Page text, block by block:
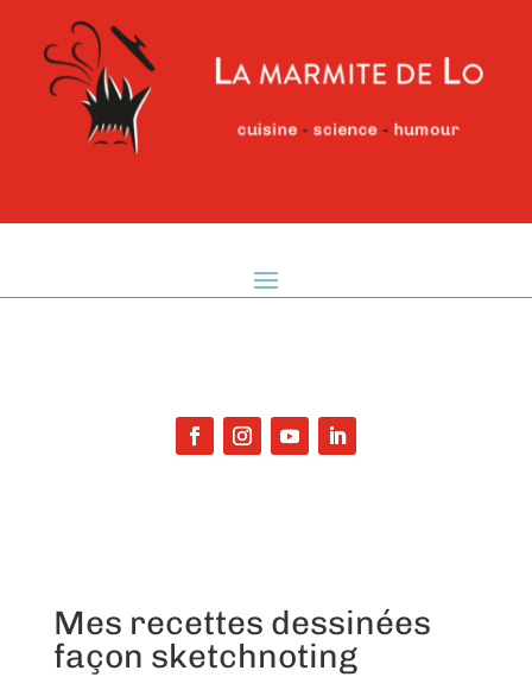
Mes recettes dessinées
façon sketchnoting